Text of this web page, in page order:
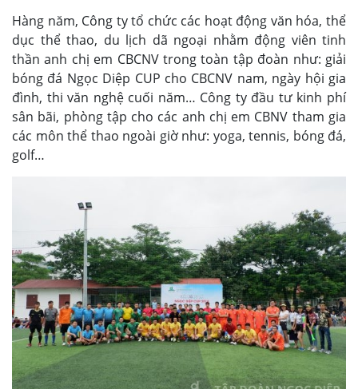
Hàng năm, Công ty tổ chức các hoạt động văn hóa, thể
dục thể thao, du lịch dã ngoại nhằm động viên tinh
thần anh chị em CBCNV trong toàn tập đoàn như: giải
bóng đá Ngọc Diệp CUP cho CBCNV nam, ngày hội gia
đình, thi văn nghệ cuối năm… Công ty đầu tư kinh phí
sân bãi, phòng tập cho các anh chị em CBNV tham gia
các môn thể thao ngoài giờ như: yoga, tennis, bóng đá,
golf…